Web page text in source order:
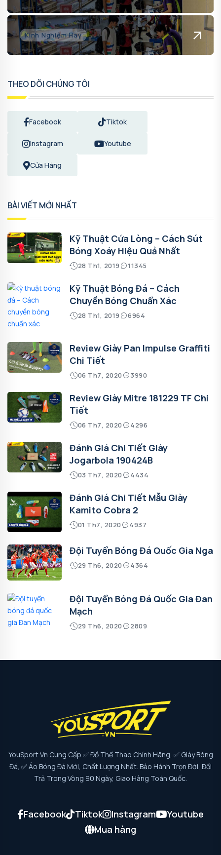
Kinh Nghiệm Hay
THEO DÕI CHÚNG TÔI
Facebook Tiktok
Instagram Youtube
Cửa Hàng
BÀI VIẾT MỚI NHẤT
Kỹ Thuật Cứa Lòng – Cách Sút
Bóng Xoáy Hiệu Quả Nhất
28 Th1, 2019 11345
Kỹ Thuật Bóng Đá – Cách
Chuyền Bóng Chuẩn Xác
28 Th1, 2019 6964
Review Giày Pan Impulse Graffiti
Chi Tiết
06 Th7, 2020 3990
Review Giày Mitre 181229 TF Chi
Tiết
06 Th7, 2020 4296
Đánh Giá Chi Tiết Giày
Jogarbola 190424B
03 Th7, 2020 4434
Đánh Giá Chi Tiết Mẫu Giày
Kamito Cobra 2
01 Th7, 2020 4937
Đội Tuyển Bóng Đá Quốc Gia Nga
29 Th6, 2020 4364
Đội Tuyển Bóng Đá Quốc Gia Đan
Mạch
29 Th6, 2020 2809
YouSport.vn Cung Cấp ✅ Đồ Thể Thao Chính Hãng, ✅ Giày Bóng
Đá, ✅ Áo Bóng Đá Mới, Chất Lượng Nhất. Bảo Hành Trọn Đời, Đổi
Trả Trong Vòng 90 Ngày, Giao Hàng Toàn Quốc.
Facebook Tiktok Instagram
Youtube
Mua hàng